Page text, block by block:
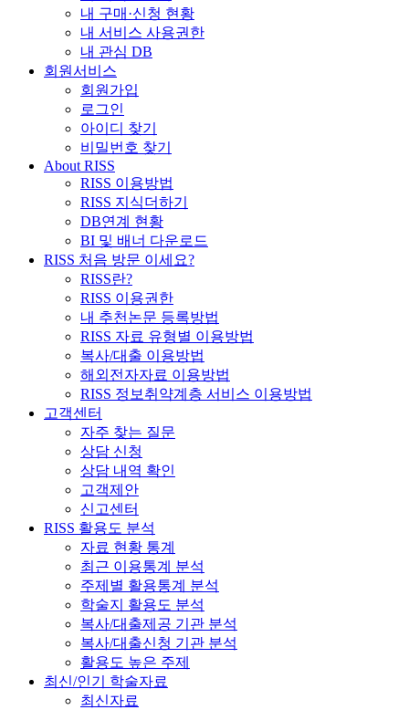
내 구매·신청 현황
내 서비스 사용권한
내 관심 DB
회원서비스
회원가입
로그인
아이디 찾기
비밀번호 찾기
About RISS
RISS 이용방법
RISS 지식더하기
DB연계 현황
BI 및 배너 다운로드
RISS 처음 방문 이세요?
RISS란?
RISS 이용권한
내 추천논문 등록방법
RISS 자료 유형별 이용방법
복사/대출 이용방법
해외전자자료 이용방법
RISS 정보취약계층 서비스 이용방법
고객센터
자주 찾는 질문
상담 신청
상담 내역 확인
고객제안
신고센터
RISS 활용도 분석
자료 현황 통계
최근 이용통계 분석
주제별 활용통계 분석
학술지 활용도 분석
복사/대출제공 기관 분석
복사/대출신청 기관 분석
활용도 높은 주제
최신/인기 학술자료
최신자료